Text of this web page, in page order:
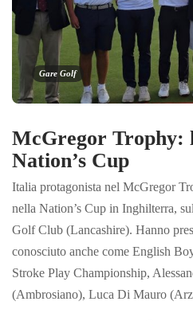
Gare Golf
McGregor Trophy:
Nation’s Cup
Italia protagonista nel McGregor
nella Nation’s Cup in Inghilterra,
Golf Club (Lancashire). Hanno
conosciuto anche come English
Stroke Play Championship,
(Ambrosiano), Luca Di Mauro